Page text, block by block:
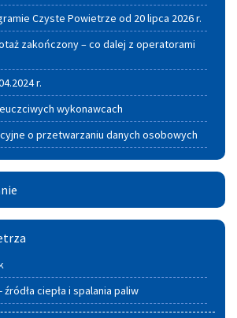
Czyste Powietrze od 20 lipca 2026 r.
zakończony – co dalej z operatorami
r.
wykonawcach
o przetwarzaniu danych osobowych
źródła ciepła i spalania paliw